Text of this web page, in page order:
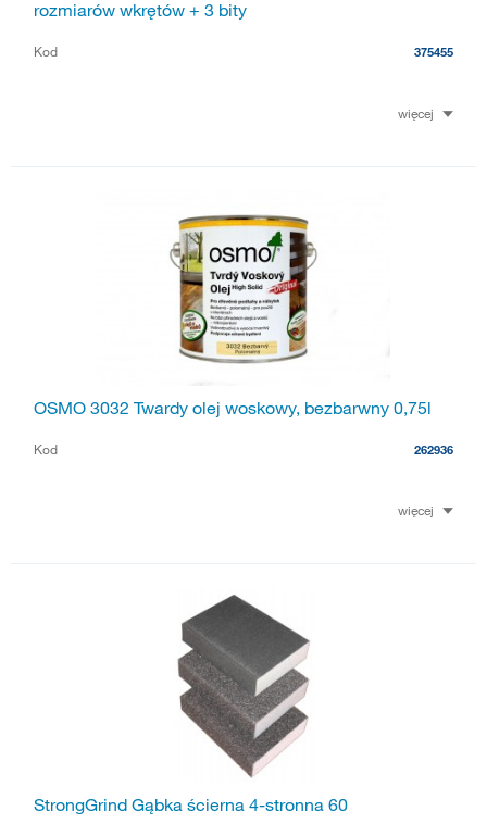
rozmiarów wkrętów + 3 bity
Kod 375455
więcej
OSMO 3032 Twardy olej woskowy, bezbarwny 0,75l
Kod 262936
więcej
StrongGrind Gąbka ścierna 4-stronna 60